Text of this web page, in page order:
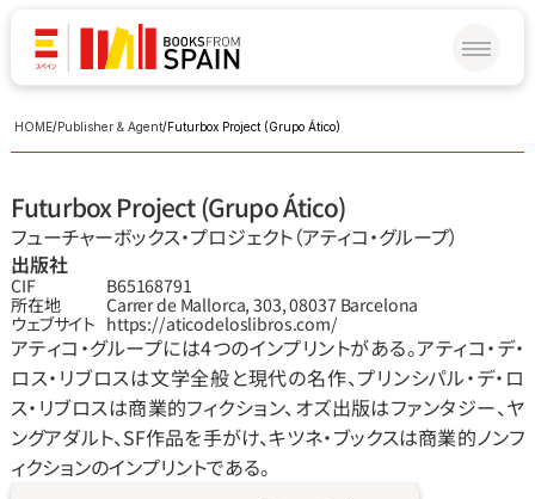
HOME/Publisher & Agent/Futurbox Project (Grupo Ático)
Futurbox Project (Grupo Ático)
フューチャーボックス‧プロジェクト（アティコ‧グループ）
出版社
CIF
B65168791
所在地
Carrer de Mallorca, 303, 08037 Barcelona
ウェブサイト https://aticodeloslibros.com/
アティコ‧グループには4つのインプリントがある。アティコ‧デ‧
ロス‧リブロスは文学全般と現代の名作、プリンシパル‧デ‧ロ
ス‧リブロスは商業的フィクション、オズ出版はファンタジー、ヤ
ングアダルト、SF作品を手がけ、キツネ‧ブックスは商業的ノンフ
ィクションのインプリントである。